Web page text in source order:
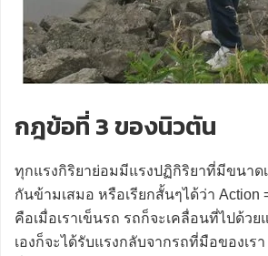
กฎข้อที่ 3 ของนิวตัน
ทุกแรงกิริยาย่อมมีแรงปฏิกิริยาที่มีขนาด
กันข้ามเสมอ หรือเรียกสั้นๆได้ว่า Action
คือเมื่อเราเข็นรถ รถก็จะเคลื่อนที่ไปด้วย
เองก็จะได้รับแรงกลับจากรถที่มือของเร